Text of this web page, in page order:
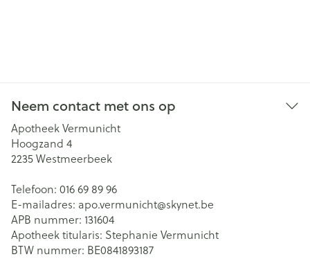
Neem contact met ons op
Apotheek Vermunicht
Hoogzand 4
2235Westmeerbeek
Telefoon: 016 69 89 96
E-mailadres: apo.vermunicht@skynet.be
APB nummer: 131604
Apotheek titularis: Stephanie Vermunicht
BTW nummer: BE0841893187